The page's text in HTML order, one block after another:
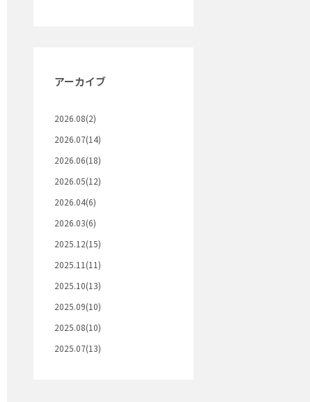
アーカイブ
2026.08(2)
2026.07(14)
2026.06(18)
2026.05(12)
2026.04(6)
2026.03(6)
2025.12(15)
2025.11(11)
2025.10(13)
2025.09(10)
2025.08(10)
2025.07(13)